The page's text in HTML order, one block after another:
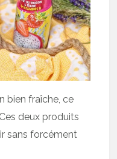
bien fraîche, ce
deux produits
sans forcément